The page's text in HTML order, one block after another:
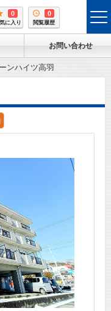
0
に入り
0
閲覧履歴
お問い合わせ
ンハイツ高羽